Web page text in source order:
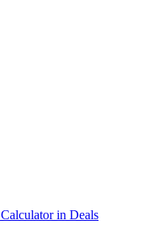
Calculator in Deals